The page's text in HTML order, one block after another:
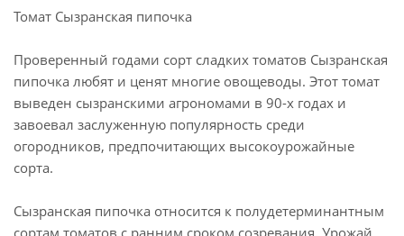
Томат Сызранская пипочка
Проверенный годами сорт сладких томатов Сызранская
пипочка любят и ценят многие овощеводы. Этот томат
выведен сызранскими агрономами в 90-х годах и
завоевал заслуженную популярность среди
огородников, предпочитающих высокоурожайные
сорта.
Сызранская пипочка относится к полудетерминантным
сортам томатов с ранним сроком созревания. Урожай